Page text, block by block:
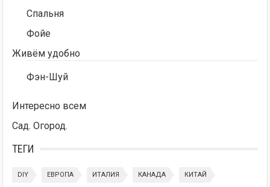
Спальня
Фойе
Живём удобно
Фэн-Шуй
Интересно всем
Сад. Огород.
ТЕГИ
DIY ЕВРОПА ИТАЛИЯ КАНАДА КИТАЙ